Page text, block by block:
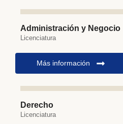
Administración y Negocio
Licenciatura
Más información
Derecho
Licenciatura